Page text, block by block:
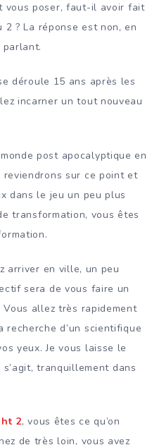
vous poser, faut-il avoir fait
2 ? La réponse est non, en
déroule 15 ans après les
incarner un tout nouveau
post apocalyptique en
sur ce point et
dans le jeu un peu plus
transformation, vous êtes
arriver en ville, un peu
sera de vous faire un
Vous allez très rapidement
d’un scientifique
yeux. Je vous laisse le
tranquillement dans
2, vous êtes ce qu’on
de très loin, vous avez